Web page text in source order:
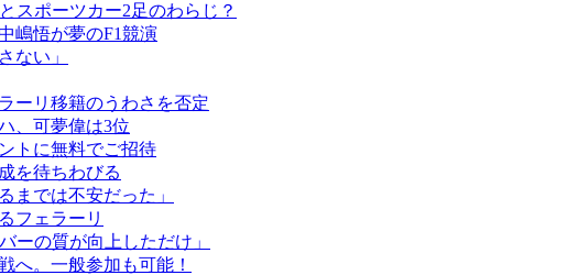
スポーツカー2足のわらじ？
嶋悟が夢のF1競演
ない」
ーリ移籍のうわさを否定
、可夢偉は3位
トに無料でご招待
を待ちわびる
までは不安だった」
フェラーリ
ーの質が向上しただけ」
へ。一般参加も可能！